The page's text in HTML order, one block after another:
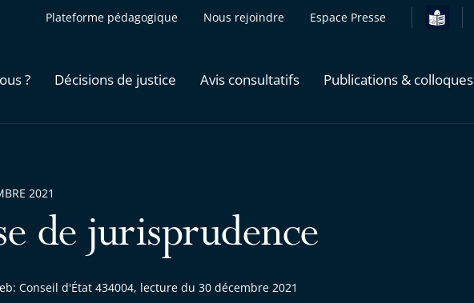
Plateforme pédagogique Nous rejoindre Espace Presse
? Décisions de justice Avis consultatifs Publications & colloques
de jurisprudence
Conseil d'État 434004, lecture du 30 décembre 2021
2021